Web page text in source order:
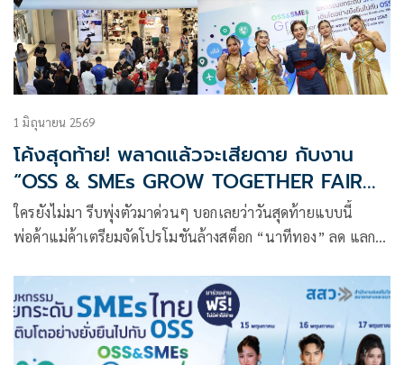
1 มิถุนายน 2569
โค้งสุดท้าย! พลาดแล้วจะเสียดาย กับงาน
“OSS & SMEs GROW TOGETHER FAIR
2026” @อุดรธานี
ใครยังไม่มา รีบพุ่งตัวมาด่วนๆ บอกเลยว่าวันสุดท้ายแบบนี้
พ่อค้าแม่ค้าเตรียมจัดโปรโมชันล้างสต็อก “นาทีทอง” ลด แลก